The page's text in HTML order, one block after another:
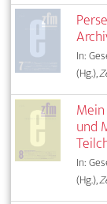
In:
(Hg.),
und
In:
(Hg.),